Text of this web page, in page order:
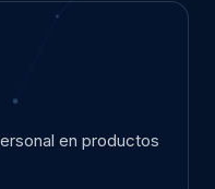
en productos